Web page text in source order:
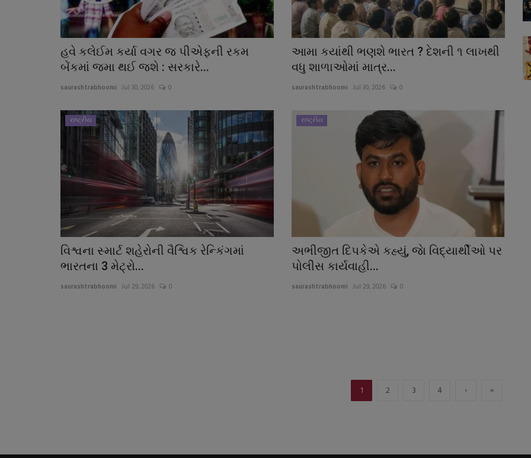
હવે કલેઈમ કર્યા વગર જ પીએફની રકમ
બેંકમાં જમા થઈ જશે : સરકારે...
saurashtrabhoomi Jul 30, 2026 0
આમા કયાંથી ભણશે ભારત ? દેશની ૧ લાખથી
વધુ શાળાઓમાં માત્ર...
saurashtrabhoomi Jul 30, 2026 0
રાષ્ટ્રીય
વિશ્વના સ્માર્ટ શહેરોની વૈશ્વિક રેન્કિંગમાં
ભારતના 3 મેટ્રો...
saurashtrabhoomi Jul 29, 2026 0
રાષ્ટ્રીય
અભીજીત દિપકેએ કહ્યું, જાે વિદ્યાર્થીઓ પર
પોલીસ કાર્યવાહી...
saurashtrabhoomi Jul 29, 2026 0
1 2 3 4 › »